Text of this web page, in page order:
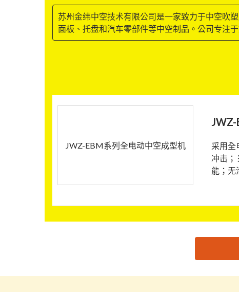
苏州金纬中空技术有限公司是一家致力于中空吹
面板、托盘和汽车零部件等中空制品。公司专注
JWZ-EBM系列全电动中空成型机
采用全
冲击；
能；无